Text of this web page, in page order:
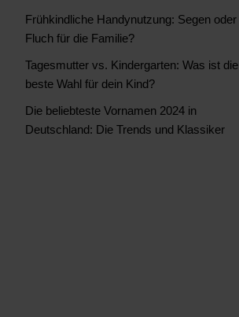
Frühkindliche Handynutzung: Segen oder
Fluch für die Familie?
Tagesmutter vs. Kindergarten: Was ist die
beste Wahl für dein Kind?
Die beliebteste Vornamen 2024 in
Deutschland: Die Trends und Klassiker